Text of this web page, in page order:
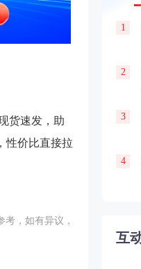
货速发，助
性价比直接拉
，如有异议，
1
2
3
4
互